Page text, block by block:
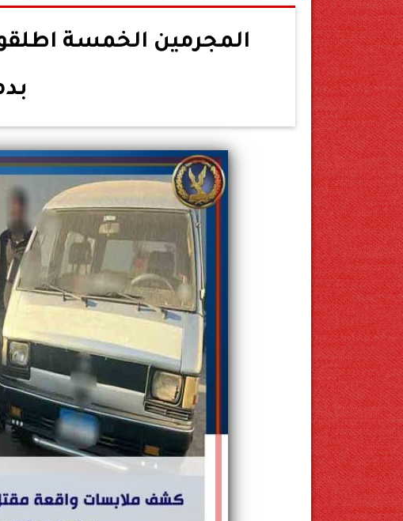
المجرمين الخمسة